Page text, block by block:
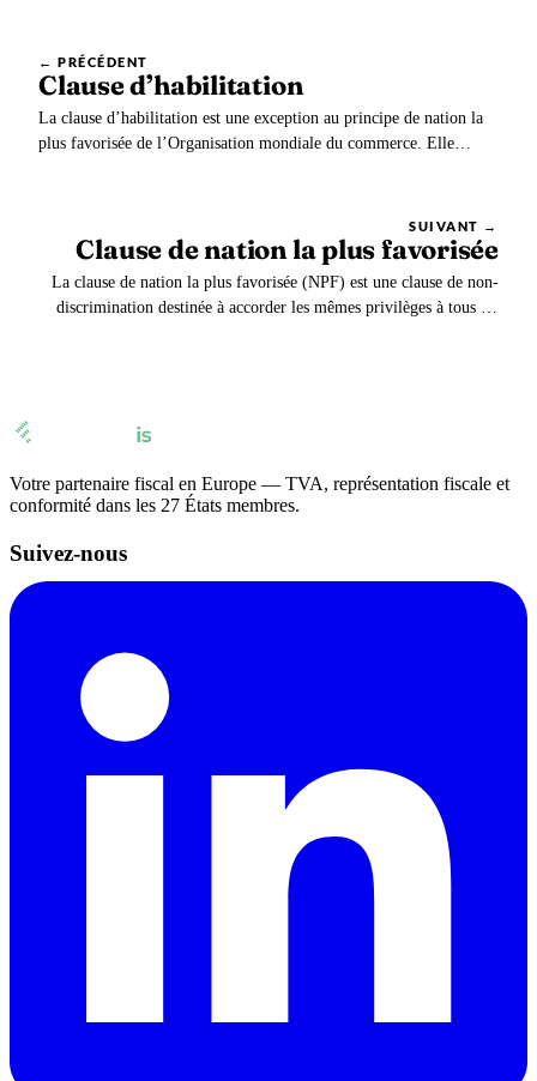
← PRÉCÉDENT
Clause d’habilitation
La clause d’habilitation est une exception au principe de nation la
plus favorisée de l’Organisation mondiale du commerce. Elle
SUIVANT →
Clause de nation la plus favorisée
La clause de nation la plus favorisée (NPF) est une clause de non-
discrimination destinée à accorder les mêmes privilèges à tous les
Votre partenaire fiscal en Europe — TVA, représentation fiscale et
conformité dans les 27 États membres.
Suivez-nous